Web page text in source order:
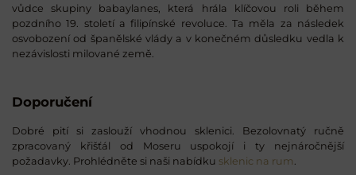
vůdce skupiny babaylanes, která hrála klíčovou roli během
pozdního 19. století a filipínské revoluce. Ta měla za následek
osvobození od španělské vlády a v konečném důsledku vedla k
nezávislosti milované země.
Doporučení
Dobré pití si zaslouží vhodnou sklenici. Bezolovnatý ručně
zpracovaný křišťál od Moseru uspokojí i ty nejnáročnější
požadavky. Prohlédněte si naši nabídku sklenic na rum